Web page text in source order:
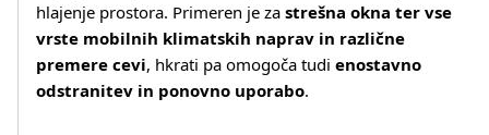
hlajenje prostora. Primeren je za strešna okna ter vse
vrste mobilnih klimatskih naprav in različne
premere cevi, hkrati pa omogoča tudi enostavno
odstranitev in ponovno uporabo.